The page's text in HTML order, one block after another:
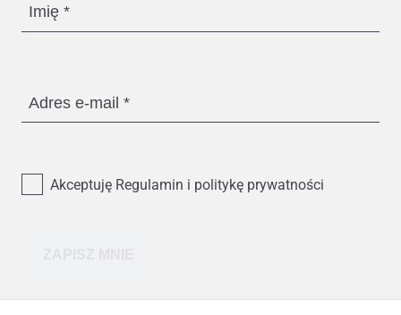
Imię
Adres e-mail
Akceptuję Regulamin i politykę prywatności